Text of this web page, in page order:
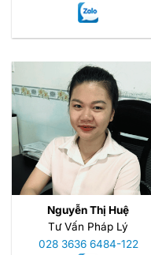
Nguyễn Thị Huệ
Tư Vấn Pháp Lý
028 3636 6484-122